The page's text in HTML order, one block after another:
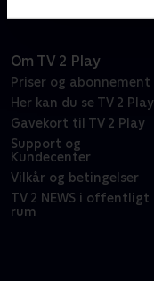
Om TV 2 Play
Priser og abonnement
Her kan du se TV 2 Play
Gavekort til TV 2 Play
Support og
Kundecenter
Vilkår og betingelser
TV 2 NEWS i offentligt
rum